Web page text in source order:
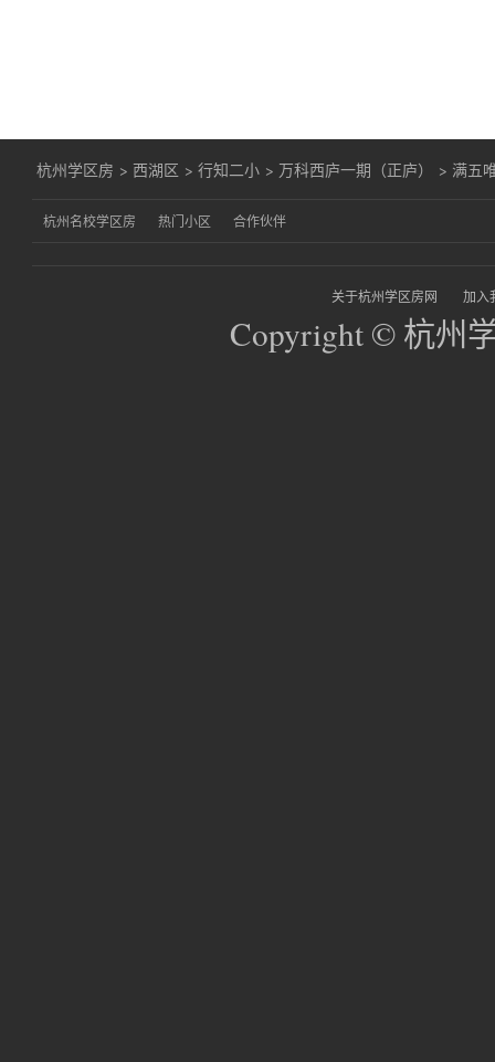
杭州学区房 > 西湖区 >行知二小 > 万科西庐一期（正庐） > 满五
杭州名校学区房 热门小区 合作伙伴
关于杭州学区房网 加入
Copyright © 杭州